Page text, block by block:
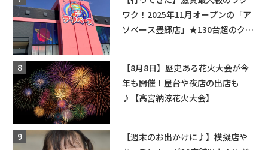
ワク！2025年11月オープンの「ア
ソベース豊郷店」★130台超のクレ
【8月8日】歴史ある花火大会が今
年も開催！屋台や夜店の出店も
♪【高宮納涼花火大会】
【週末のお出かけに♪】模擬店や